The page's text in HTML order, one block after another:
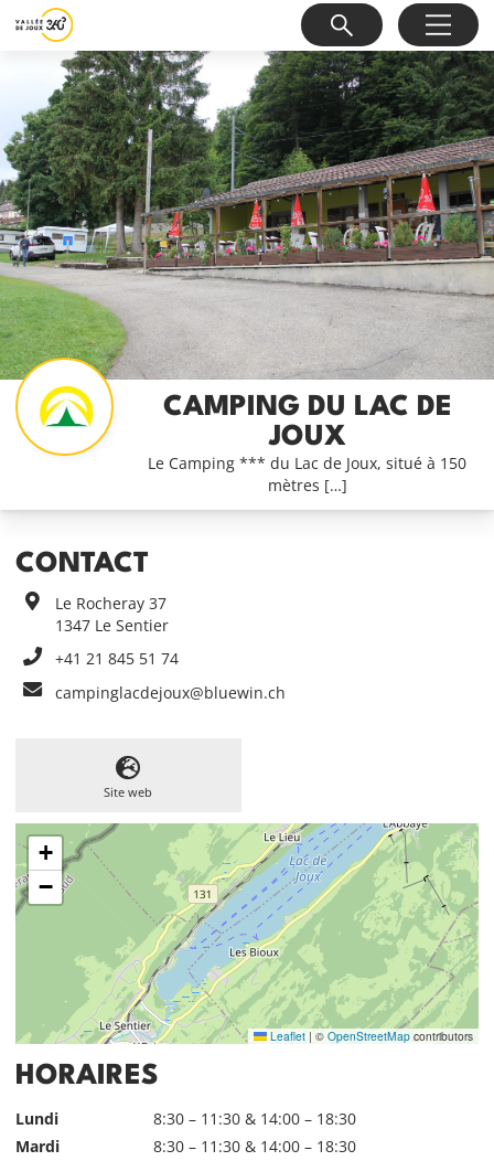
CAMPING DU LAC DE
JOUX
Le Camping *** du Lac de Joux, situé à 150
mètres […]
CONTACT
Le Rocheray 37
1347 Le Sentier
+41 21 845 51 74
campinglacdejoux@bluewin.ch
Site web
+
−
Leaflet | ©OpenStreetMap contributors
HORAIRES
Lundi
8:30 – 11:30 & 14:00 – 18:30
Mardi
8:30 – 11:30 & 14:00 – 18:30